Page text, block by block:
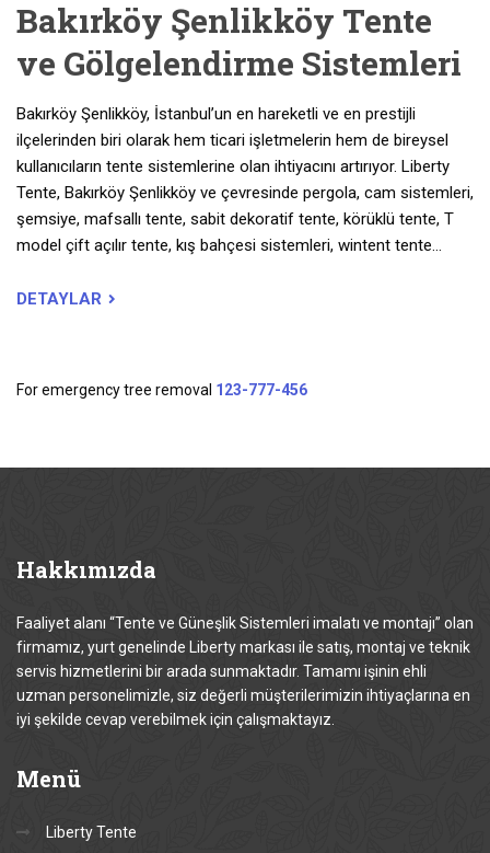
Bakırköy Şenlikköy Tente
ve Gölgelendirme Sistemleri
Bakırköy Şenlikköy, İstanbul’un en hareketli ve en prestijli
ilçelerinden biri olarak hem ticari işletmelerin hem de bireysel
kullanıcıların tente sistemlerine olan ihtiyacını artırıyor. Liberty
Tente, Bakırköy Şenlikköy ve çevresinde pergola, cam sistemleri,
şemsiye, mafsallı tente, sabit dekoratif tente, körüklü tente, T
model çift açılır tente, kış bahçesi sistemleri, wintent tente…
DETAYLAR
For emergency tree removal 123-777-456
Hakkımızda
Faaliyet alanı “Tente ve Güneşlik Sistemleri imalatı ve montajı” olan
firmamız, yurt genelinde Liberty markası ile satış, montaj ve teknik
servis hizmetlerini bir arada sunmaktadır. Tamamı işinin ehli
uzman personelimizle, siz değerli müşterilerimizin ihtiyaçlarına en
iyi şekilde cevap verebilmek için çalışmaktayız.
Menü
Liberty Tente